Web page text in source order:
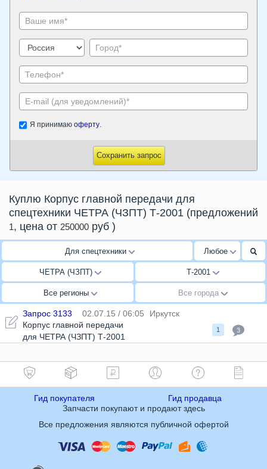
Я принимаю оферту.
Сохранить запрос
Куплю Корпус главной передачи для
спецтехники ЧЕТРА (ЧЗПТ) Т-2001 (предложений
1, цена от 250000 руб )
Для спецтехники Любое
ЧЕТРА (ЧЗПТ) Т-2001
Все регионы Все города
Запрос 3133 02.07.15 / 06:05
Иркутск
Корпус главной передачи
для ЧЕТРА (ЧЗПТ) Т-2001
1 3
Гид покупателя
Гид продавца
Запчасти покупают и продают здесь
Все предложения являются публичной офертой